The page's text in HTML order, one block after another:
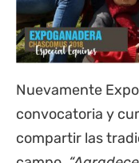
Nuevamente
convocatoria y
compartir las